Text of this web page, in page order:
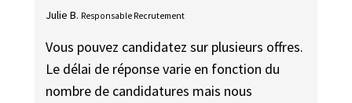
Julie B. Responsable Recrutement
Vous pouvez candidatez sur plusieurs offres.
Le délai de réponse varie en fonction du
nombre de candidatures mais nous